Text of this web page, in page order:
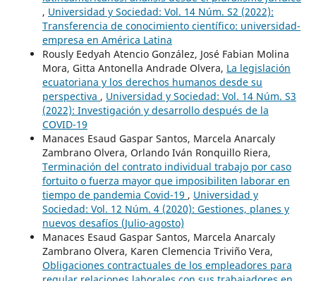
, Universidad y Sociedad: Vol. 14 Núm. S2 (2022):
Transferencia de conocimiento científico: universidad-
empresa en América Latina
Rously Eedyah Atencio González, José Fabian Molina
Mora, Gitta Antonella Andrade Olvera, La legislación
ecuatoriana y los derechos humanos desde su
perspectiva , Universidad y Sociedad: Vol. 14 Núm. S3
(2022): Investigación y desarrollo después de la
COVID-19
Manaces Esaud Gaspar Santos, Marcela Anarcaly
Zambrano Olvera, Orlando Iván Ronquillo Riera,
Terminación del contrato individual trabajo por caso
fortuito o fuerza mayor que imposibiliten laborar en
tiempo de pandemia Covid-19 , Universidad y
Sociedad: Vol. 12 Núm. 4 (2020): Gestiones, planes y
nuevos desafíos (Julio-agosto)
Manaces Esaud Gaspar Santos, Marcela Anarcaly
Zambrano Olvera, Karen Clemencia Triviño Vera,
Obligaciones contractuales de los empleadores para